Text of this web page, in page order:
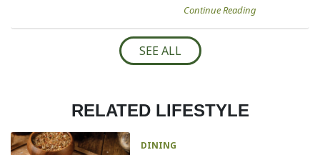
Continue Reading
SEE ALL
RELATED LIFESTYLE
DINING